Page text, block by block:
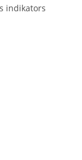
indikators